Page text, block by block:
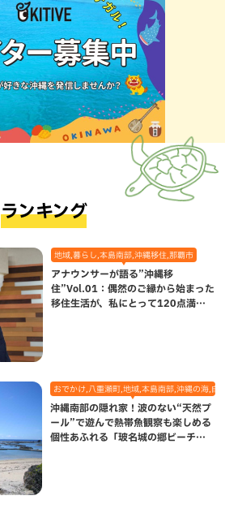
ランキング
地域,暮らし,本島南部,沖縄移住,那覇市
アナウンサーが語る”沖縄移
住”Vol.01：偶然のご縁から始まった
移住生活が、私にとって120点満点
おでかけ,八重瀬町,地域,本島南部,沖縄の海,自
沖縄南部の隠れ家！波のない“天然プ
ール”で遊んで熱帯魚観察も楽しめる
個性あふれる「玻名城の郷ビーチ」